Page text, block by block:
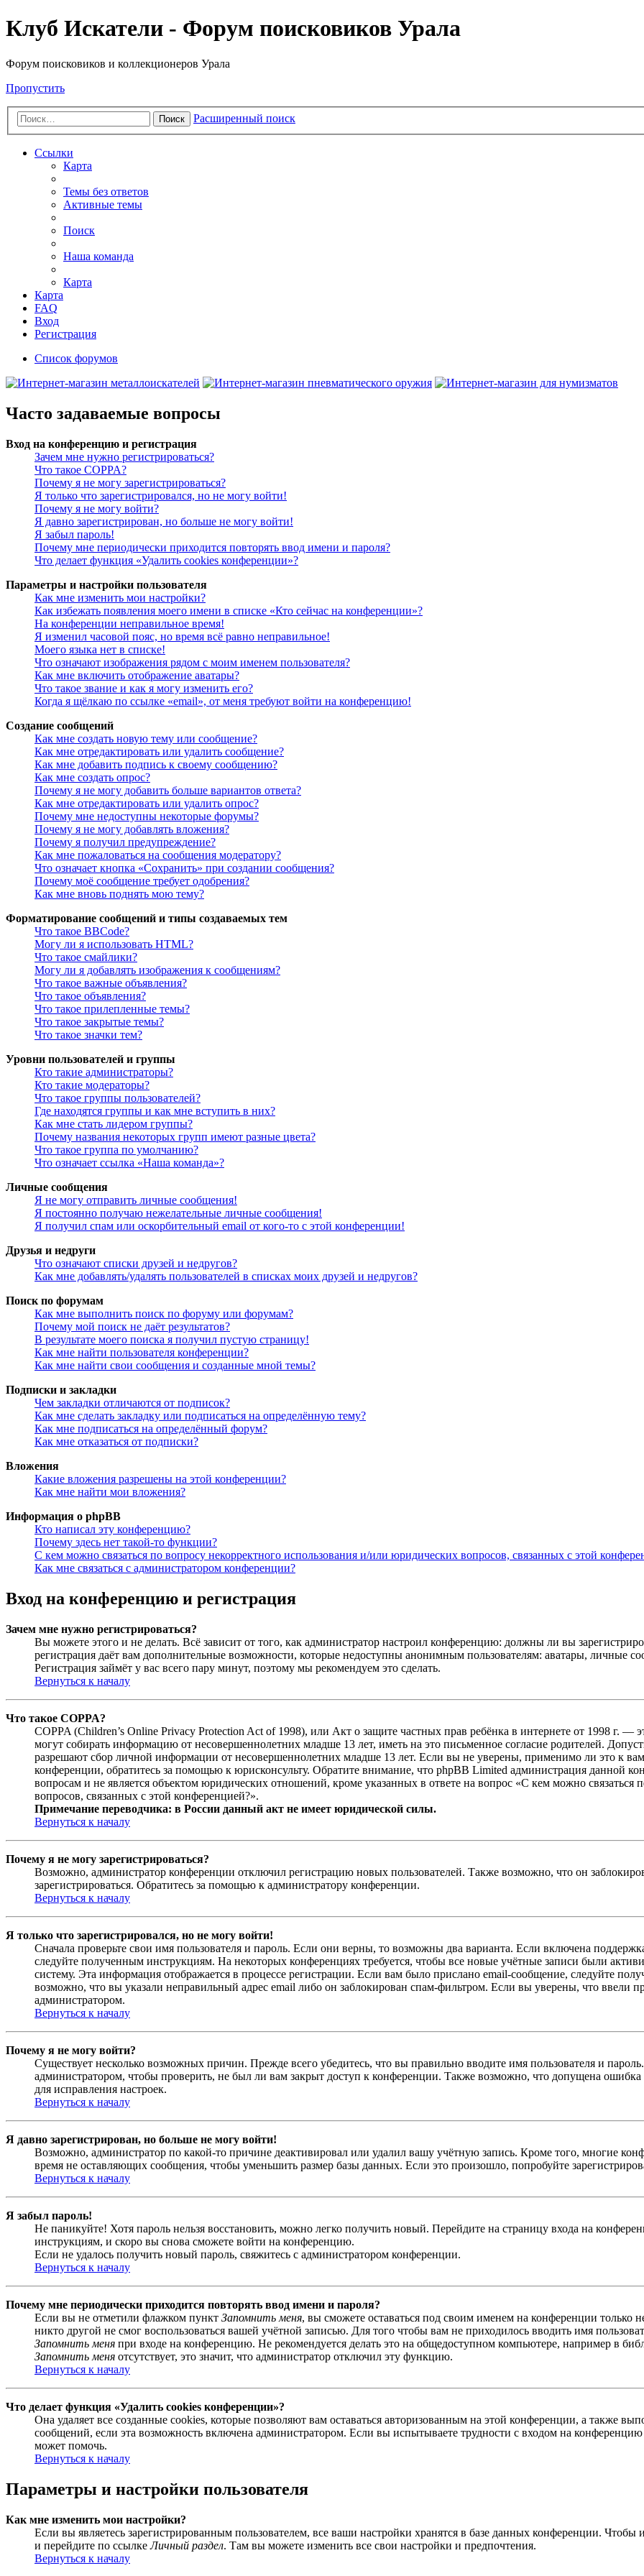
Клуб Искатели - Форум поисковиков Урала
Форум поисковиков и коллекционеров Урала
Пропустить
Поиск Расширенный поиск
Ссылки
Карта
Темы без ответов
Активные темы
Поиск
Наша команда
Карта
Карта
FAQ
Вход
Регистрация
Список форумов
Часто задаваемые вопросы
Вход на конференцию и регистрация
Зачем мне нужно регистрироваться?
Что такое COPPA?
Почему я не могу зарегистрироваться?
Я только что зарегистрировался, но не могу войти!
Почему я не могу войти?
Я давно зарегистрирован, но больше не могу войти!
Я забыл пароль!
Почему мне периодически приходится повторять ввод имени и пароля?
Что делает функция «Удалить cookies конференции»?
Параметры и настройки пользователя
Как мне изменить мои настройки?
Как избежать появления моего имени в списке «Кто сейчас на конференции»?
На конференции неправильное время!
Я изменил часовой пояс, но время всё равно неправильное!
Моего языка нет в списке!
Что означают изображения рядом с моим именем пользователя?
Как мне включить отображение аватары?
Что такое звание и как я могу изменить его?
Когда я щёлкаю по ссылке «email», от меня требуют войти на конференцию!
Создание сообщений
Как мне создать новую тему или сообщение?
Как мне отредактировать или удалить сообщение?
Как мне добавить подпись к своему сообщению?
Как мне создать опрос?
Почему я не могу добавить больше вариантов ответа?
Как мне отредактировать или удалить опрос?
Почему мне недоступны некоторые форумы?
Почему я не могу добавлять вложения?
Почему я получил предупреждение?
Как мне пожаловаться на сообщения модератору?
Что означает кнопка «Сохранить» при создании сообщения?
Почему моё сообщение требует одобрения?
Как мне вновь поднять мою тему?
Форматирование сообщений и типы создаваемых тем
Что такое BBCode?
Могу ли я использовать HTML?
Что такое смайлики?
Могу ли я добавлять изображения к сообщениям?
Что такое важные объявления?
Что такое объявления?
Что такое прилепленные темы?
Что такое закрытые темы?
Что такое значки тем?
Уровни пользователей и группы
Кто такие администраторы?
Кто такие модераторы?
Что такое группы пользователей?
Где находятся группы и как мне вступить в них?
Как мне стать лидером группы?
Почему названия некоторых групп имеют разные цвета?
Что такое группа по умолчанию?
Что означает ссылка «Наша команда»?
Личные сообщения
Я не могу отправить личные сообщения!
Я постоянно получаю нежелательные личные сообщения!
Я получил спам или оскорбительный email от кого-то с этой конференции!
Друзья и недруги
Что означают списки друзей и недругов?
Как мне добавлять/удалять пользователей в списках моих друзей и недругов?
Поиск по форумам
Как мне выполнить поиск по форуму или форумам?
Почему мой поиск не даёт результатов?
В результате моего поиска я получил пустую страницу!
Как мне найти пользователя конференции?
Как мне найти свои сообщения и созданные мной темы?
Подписки и закладки
Чем закладки отличаются от подписок?
Как мне сделать закладку или подписаться на определённую тему?
Как мне подписаться на определённый форум?
Как мне отказаться от подписки?
Вложения
Какие вложения разрешены на этой конференции?
Как мне найти мои вложения?
Информация о phpBB
Кто написал эту конференцию?
Почему здесь нет такой-то функции?
С кем можно связаться по вопросу некорректного использования и/или юридических вопросов, связанных с этой
Как мне связаться с администратором конференции?
Вход на конференцию и регистрация
Зачем мне нужно регистрироваться?
Вы можете этого и не делать. Всё зависит от того, как администратор настроил конференцию: должны ли вы
регистрация даёт вам дополнительные возможности, которые недоступны анонимным пользователям: аватары, личные
Регистрация займёт у вас всего пару минут, поэтому мы рекомендуем это сделать.
Вернуться к началу
Что такое COPPA?
COPPA (Children’s Online Privacy Protection Act of 1998), или Акт о защите частных прав ребёнка в интернете от 1998 г.
могут собирать информацию от несовершеннолетних младше 13 лет, иметь на это письменное согласие родителей.
разрешают сбор личной информации от несовершеннолетних младше 13 лет. Если вы не уверены, применимо ли это к
конференции, обратитесь за помощью к юрисконсульту. Обратите внимание, что phpBB Limited администрация данной
вопросам и не является объектом юридических отношений, кроме указанных в ответе на вопрос «С кем можно связаться
вопросов, связанных с этой конференцией?».
Примечание переводчика: в России данный акт не имеет юридической силы.
Вернуться к началу
Почему я не могу зарегистрироваться?
Возможно, администратор конференции отключил регистрацию новых пользователей. Также возможно, что он
зарегистрироваться. Обратитесь за помощью к администратору конференции.
Вернуться к началу
Я только что зарегистрировался, но не могу войти!
Сначала проверьте свои имя пользователя и пароль. Если они верны, то возможны два варианта. Если включена
следуйте полученным инструкциям. На некоторых конференциях требуется, чтобы все новые учётные записи были
систему. Эта информация отображается в процессе регистрации. Если вам было прислано email-сообщение, следуйте
возможно, что вы указали неправильный адрес email либо он заблокирован спам-фильтром. Если вы уверены, что ввели
администратором.
Вернуться к началу
Почему я не могу войти?
Существует несколько возможных причин. Прежде всего убедитесь, что вы правильно вводите имя пользователя и
администратором, чтобы проверить, не был ли вам закрыт доступ к конференции. Также возможно, что допущена
для исправления настроек.
Вернуться к началу
Я давно зарегистрирован, но больше не могу войти!
Возможно, администратор по какой-то причине деактивировал или удалил вашу учётную запись. Кроме того, многие
время не оставляющих сообщения, чтобы уменьшить размер базы данных. Если это произошло, попробуйте
Вернуться к началу
Я забыл пароль!
Не паникуйте! Хотя пароль нельзя восстановить, можно легко получить новый. Перейдите на страницу входа на
инструкциям, и скоро вы снова сможете войти на конференцию.
Если не удалось получить новый пароль, свяжитесь с администратором конференции.
Вернуться к началу
Почему мне периодически приходится повторять ввод имени и пароля?
Если вы не отметили флажком пункт Запомнить меня, вы сможете оставаться под своим именем на конференции только
никто другой не смог воспользоваться вашей учётной записью. Для того чтобы вам не приходилось вводить имя
Запомнить меня при входе на конференцию. Не рекомендуется делать это на общедоступном компьютере, например в
Запомнить меня отсутствует, это значит, что администратор отключил эту функцию.
Вернуться к началу
Что делает функция «Удалить cookies конференции»?
Она удаляет все созданные cookies, которые позволяют вам оставаться авторизованным на этой конференции, а также
сообщений, если эта возможность включена администратором. Если вы испытываете трудности с входом на
может помочь.
Вернуться к началу
Параметры и настройки пользователя
Как мне изменить мои настройки?
Если вы являетесь зарегистрированным пользователем, все ваши настройки хранятся в базе данных конференции.
и перейдите по ссылкеЛичный раздел. Там вы можете изменить все свои настройки и предпочтения.
Вернуться к началу